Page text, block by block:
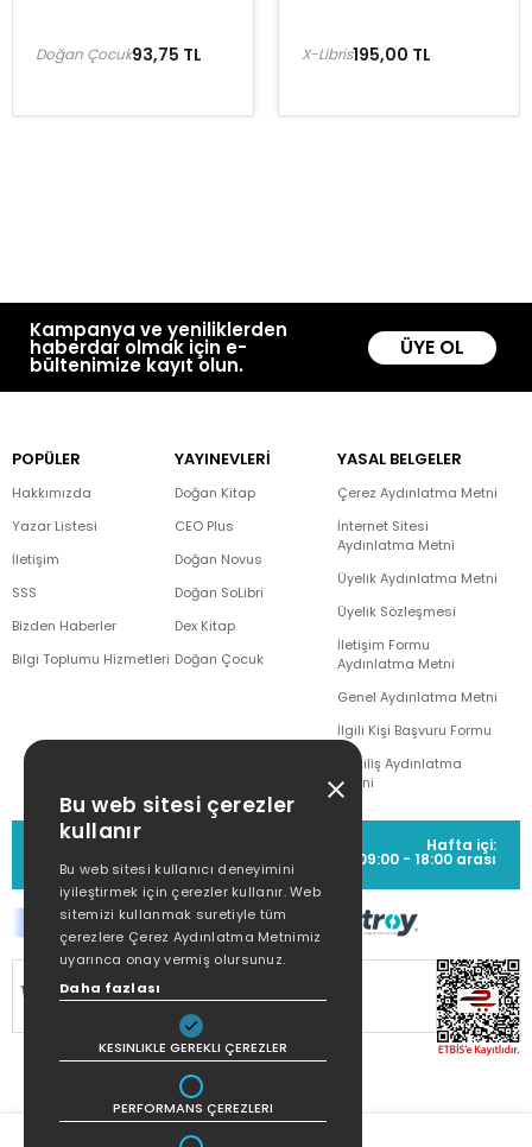
93,75 TL
Doğan Çocuk 195,00 TL
X-Libris
Kampanya ve yeniliklerden
haberdar olmak için e-
bültenimize kayıt olun.
ÜYE OL
POPÜLER
Hakkımızda
Yazar Listesi
İletişim
SSS
Bizden Haberler
Bilgi Toplumu Hizmetleri
YAYINEVLERİ
Doğan Kitap
CEO Plus
Doğan Novus
Doğan SoLibri
Dex Kitap
Doğan Çocuk
YASAL BELGELER
Çerez Aydınlatma Metni
İnternet Sitesi
Aydınlatma Metni
Üyelik Aydınlatma Metni
Üyelik Sözleşmesi
İletişim Formu
Aydınlatma Metni
Genel Aydınlatma Metni
İlgili Kişi Başvuru Formu
Çekiliş Aydınlatma
Metni
MÜŞTERİ HİZMETLERİ
(0212) 373 77 00
Hafta içi:
09:00 - 18:00 arası
SİTEMİZ
KORUNMAKTADIR.
Bu web sitesi çerezler
kullanır
Bu web sitesi kullanıcı deneyimini
iyileştirmek için çerezler kullanır. Web
sitemizi kullanmak suretiyle tüm
çerezlere Çerez Aydınlatma Metnimiz
uyarınca onay vermiş olursunuz.
Daha fazlası
KESINLIKLE GEREKLI ÇEREZLER
PERFORMANS ÇEREZLERI